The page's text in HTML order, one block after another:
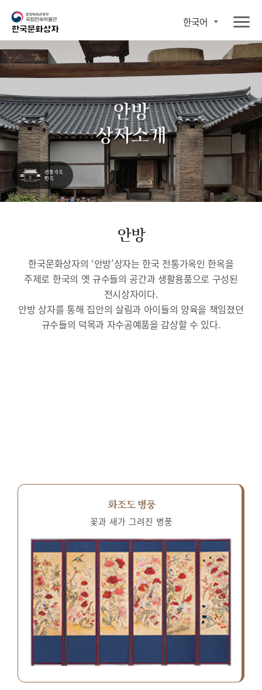
한국어
안방
상자소개
안방
한국문화상자의 ‘안방’상자는 한국 전통가옥인 한옥을
주제로 한국의 옛 규수들의 공간과 생활용품으로 구성된
전시상자이다.
안방 상자를 통해 집안의 살림과 아이들의 양육을 책임졌던
규수들의 덕목과 자수공예품을 감상할 수 있다.
화조도 병풍
꽃과 새가 그려진 병풍